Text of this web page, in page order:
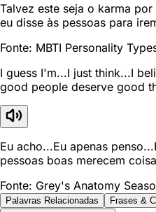
Talvez este seja o karma
eu disse às pessoas para
Fonte: MBTI Personality
I guess I'm...I just think...I
good people deserve good
Eu acho...Eu apenas
pessoas boas merecem
Fonte: Grey's Anatomy
Palavras Relacionadas Frases &